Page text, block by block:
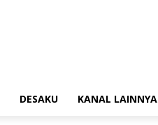
DESAKU KANAL LAINNYA